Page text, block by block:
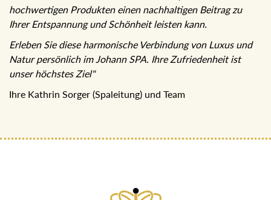
qualitativ hochwertigen Produkten einen nachhaltigen
Beitrag zu Ihrer Entspannung und Schönheit leisten kann.
Erleben Sie diese harmonische Verbindung von Luxus und
Natur persönlich im Johann SPA. Ihre Zufriedenheit ist
Ihre Kathrin Sorger (Spaleitung) und Team